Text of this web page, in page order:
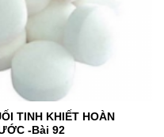
TINH KHIẾT HOÀN
-Bài 92